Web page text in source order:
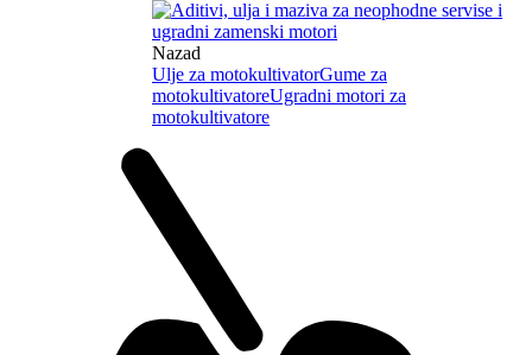
Nazad
Ulje za motokultivatorGume za
motokultivatoreUgradni motori za
motokultivatore